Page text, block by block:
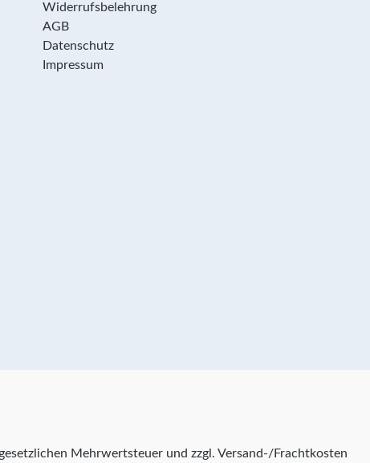
Widerrufsbelehrung
AGB
Datenschutz
Impressum
Mehrwertsteuer und zzgl. Versand-/Frachtkosten